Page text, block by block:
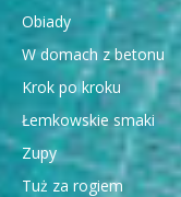
Obiady
W domach z betonu
Krok po kroku
Łemkowskie smaki
Zupy
Tuż za rogiem